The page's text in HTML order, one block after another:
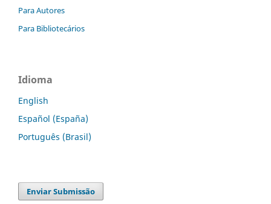
Para Autores
Para Bibliotecários
Idioma
English
Español (España)
Português (Brasil)
Enviar Submissão